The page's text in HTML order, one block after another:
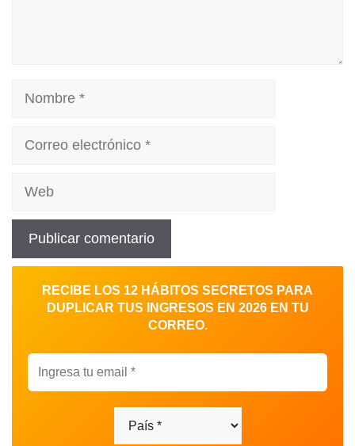
Nombre
RECIBE LOS 12 HÁBITOS SECRETOS PARA
DUPLICAR TUS INGRESOS EN 2026 EN TU
CORREO.